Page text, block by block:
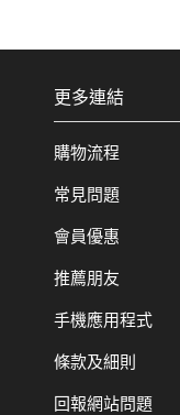
更多連結
購物流程
常見問題
會員優惠
推薦朋友
手機應用程式
條款及細則
回報網站問題